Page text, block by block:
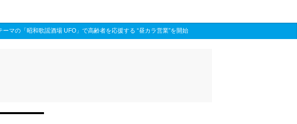
マの「昭和歌謡酒場 UFO」で高齢者を応援する “昼カラ営業”を開始